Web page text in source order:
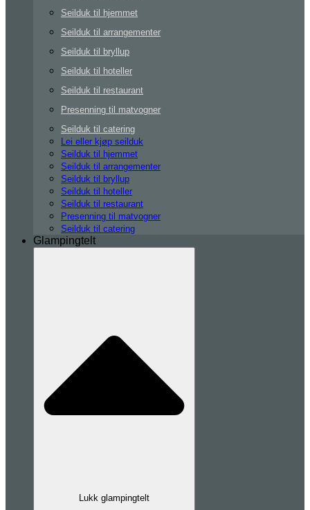
Seilduk til hjemmet
Seilduk til arrangementer
Seilduk til bryllup
Seilduk til hoteller
Seilduk til restaurant
Presenning til matvogner
Seilduk til catering
Lei eller kjøp seilduk
Seilduk til hjemmet
Seilduk til arrangementer
Seilduk til bryllup
Seilduk til hoteller
Seilduk til restaurant
Presenning til matvogner
Seilduk til catering
Glampingtelt
Lukk glampingtelt